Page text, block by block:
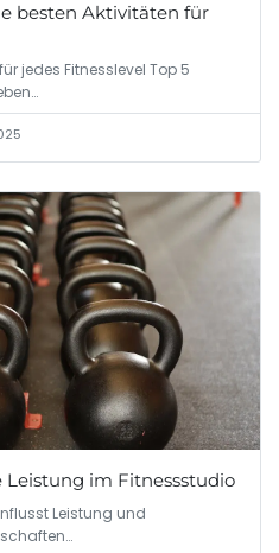
besten Aktivitäten für
jedes Fitnesslevel Top 5
im Fitnessstudio
Leistung und